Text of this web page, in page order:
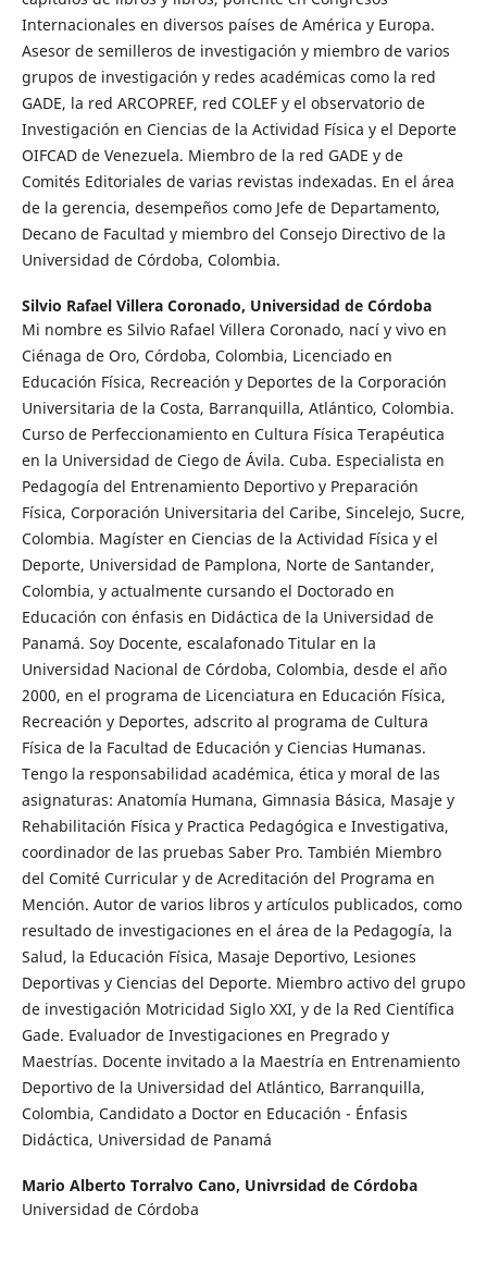
Internacionales en diversos países de América y Europa.
Asesor de semilleros de investigación y miembro de varios
grupos de investigación y redes académicas como la red
GADE, la red ARCOPREF, red COLEF y el observatorio de
Investigación en Ciencias de la Actividad Física y el Deporte
OIFCAD de Venezuela. Miembro de la red GADE y de
Comités Editoriales de varias revistas indexadas. En el área
de la gerencia, desempeños como Jefe de Departamento,
Decano de Facultad y miembro del Consejo Directivo de la
Universidad de Córdoba, Colombia.
Silvio Rafael Villera Coronado, Universidad de Córdoba
Mi nombre es Silvio Rafael Villera Coronado, nací y vivo en
Ciénaga de Oro, Córdoba, Colombia, Licenciado en
Educación Física, Recreación y Deportes de la Corporación
Universitaria de la Costa, Barranquilla, Atlántico, Colombia.
Curso de Perfeccionamiento en Cultura Física Terapéutica
en la Universidad de Ciego de Ávila. Cuba. Especialista en
Pedagogía del Entrenamiento Deportivo y Preparación
Física, Corporación Universitaria del Caribe, Sincelejo, Sucre,
Colombia. Magíster en Ciencias de la Actividad Física y el
Deporte, Universidad de Pamplona, Norte de Santander,
Colombia, y actualmente cursando el Doctorado en
Educación con énfasis en Didáctica de la Universidad de
Panamá. Soy Docente, escalafonado Titular en la
Universidad Nacional de Córdoba, Colombia, desde el año
2000, en el programa de Licenciatura en Educación Física,
Recreación y Deportes, adscrito al programa de Cultura
Física de la Facultad de Educación y Ciencias Humanas.
Tengo la responsabilidad académica, ética y moral de las
asignaturas: Anatomía Humana, Gimnasia Básica, Masaje y
Rehabilitación Física y Practica Pedagógica e Investigativa,
coordinador de las pruebas Saber Pro. También Miembro
del Comité Curricular y de Acreditación del Programa en
Mención. Autor de varios libros y artículos publicados, como
resultado de investigaciones en el área de la Pedagogía, la
Salud, la Educación Física, Masaje Deportivo, Lesiones
Deportivas y Ciencias del Deporte. Miembro activo del grupo
de investigación Motricidad Siglo XXI, y de la Red Científica
Gade. Evaluador de Investigaciones en Pregrado y
Maestrías. Docente invitado a la Maestría en Entrenamiento
Deportivo de la Universidad del Atlántico, Barranquilla,
Colombia, Candidato a Doctor en Educación - Énfasis
Didáctica, Universidad de Panamá
Mario Alberto Torralvo Cano, Univrsidad de Córdoba
Universidad de Córdoba